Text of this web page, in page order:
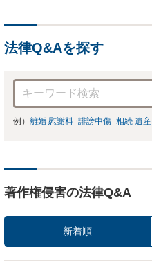
法律Q&Aを探す
例） 離婚 慰謝料 誹謗中傷 相続 遺産
著作権侵害の法律Q&A
新着順